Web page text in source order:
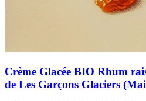
Crème Glacée BIO Rhum
de Les Garçons Glaciers